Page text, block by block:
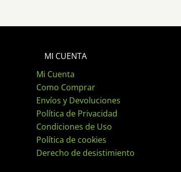
MI CUENTA
Mi Cuenta
Como Comprar
Envíos y Devoluciones
Política de Privacidad
Condiciones de Uso
Política de cookies
Derecho de desistimiento